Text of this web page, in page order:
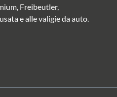
Freibeutler,
e alle valigie da auto.